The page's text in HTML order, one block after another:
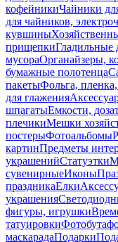
кофейникиЧайники
для чайников,
кувшины
прищепкиГладильные
мусораОрганайзеры,
бумажные полотенца
пакетыФольга,
для глажения
шпагатыЕмкости,
плечикиМешки
постерыФотоальбомы
картинПредметы
украшенийСтатуэтки
сувенирныеИконы
праздникаЕлки
украшения
фигуры, игрушки
татуировки
маскарадаПодарки